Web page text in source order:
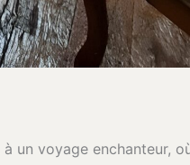
voyage enchanteur,